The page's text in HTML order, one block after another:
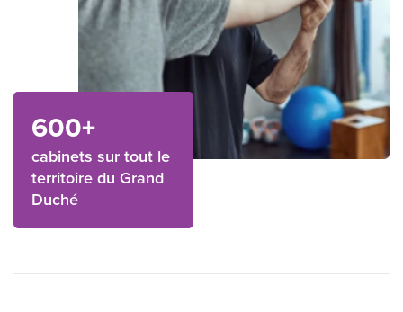
600+
cabinets sur tout le
territoire du Grand
Duché